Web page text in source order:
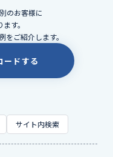
のお客様に
す。
ご紹介します。
ードする
サイト内検索